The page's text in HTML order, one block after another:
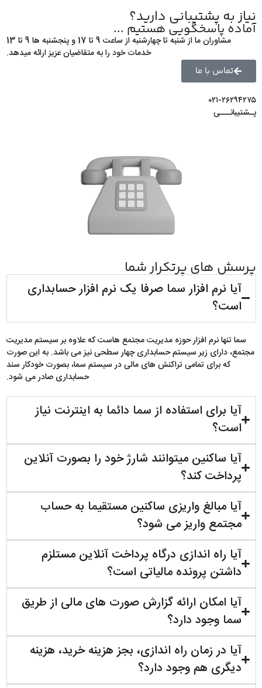
نیاز به پشتیبانی دارید؟
آماده پاسخگویی هستیم ...
مشاوران ما از شنبه تا چهارشنبه از ساعت 9 تا 17 و پنجشنبه ها 9 تا 13
خدمات خود را به متقاضیان عزیز ارائه میدهد.
تماس با ما
۰۲۱-۲۶۲۹۴۲۷۵
پـشتیبانـــی
پرسش های پرتکرار شما
آیا نرم افزار سما صرفا یک نرم افزار حسابداری
است؟
سما تنها نرم افزار حوزه مدیریت مجتمع هاست که علاوه بر سیستم مدیریت
مجتمع، دارای زیر سیستم حسابداری چهار سطحی نیز می باشد. به این صورت
که برای تمامی تراکنش های مالی در سیستم سما، بصورت خودکار سند
حسابداری صادر می شود.
آیا برای استفاده از سما دائما به اینترنت نیاز
است؟
آیا ساکنین میتوانند شارژ خود را بصورت آنلاین
پرداخت کند؟
آیا مبالغ واریزی ساکنین مستقیما به حساب
مجتمع واریز می شود؟
آیا راه اندازی درگاه پرداخت آنلاین مستلزم
داشتن پرونده مالیاتی است؟
آیا امکان ارائه گزارش صورت های مالی از طریق
سما وجود دارد؟
آیا در زمان راه اندازی، بجز هزینه خرید، هزینه
دیگری هم وجود دارد؟